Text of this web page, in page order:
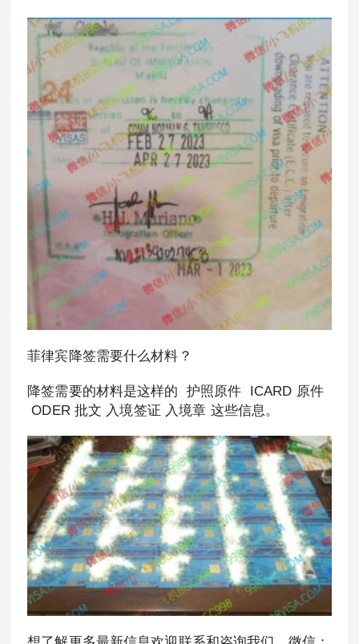
菲律宾降签需要什么材料？
降签需要的材料是这样的 护照原件 ICARD 原件
ODER 批文 入境签证 入境章 这些信息。